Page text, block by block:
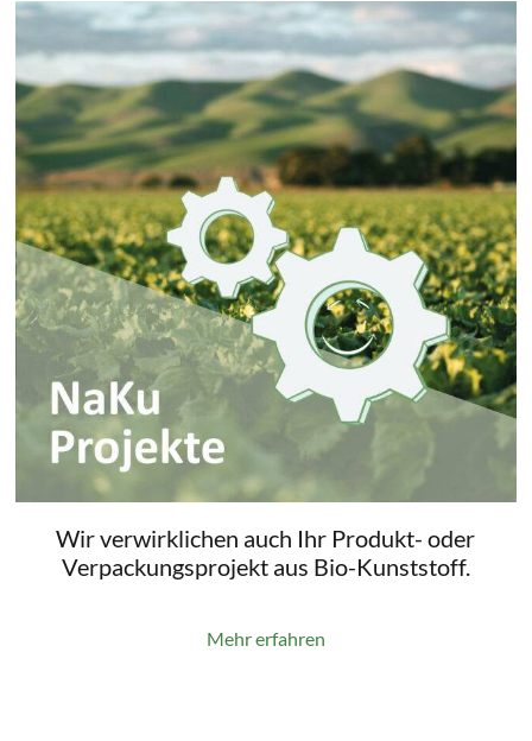
Wir verwirklichen auch Ihr Produkt- oder
Verpackungsprojekt aus Bio-Kunststoff.
Mehr erfahren